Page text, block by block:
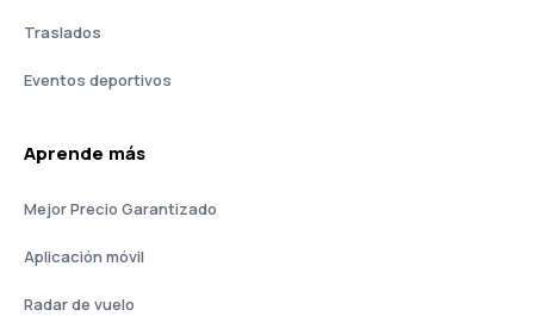
Traslados
Eventos deportivos
Aprende más
Mejor Precio Garantizado
Aplicación móvil
Radar de vuelo